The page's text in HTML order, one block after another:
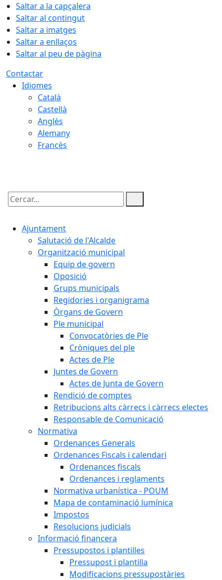
Saltar a la capçalera
Saltar al contingut
Saltar a imatges
Saltar a enllaços
Saltar al peu de pàgina
Contactar
Idiomes
Català
Castellà
Anglès
Alemany
Francès
Cercar:
Ajuntament
Salutació de l'Alcalde
Organització municipal
Equip de govern
Oposició
Grups municipals
Regidories i organigrama
Òrgans de Govern
Ple municipal
Convocatòries de Ple
Cròniques del ple
Actes de Ple
Juntes de Govern
Actes de Junta de Govern
Rendició de comptes
Retribucions alts càrrecs i càrrecs electes
Responsable de Comunicació
Normativa
Ordenances Generals
Ordenances Fiscals i calendari
Ordenances fiscals
Ordenances i reglaments
Normativa urbanística - POUM
Mapa de contaminació lumínica
Impostos
Resolucions judicials
Informació financera
Pressupostos i plantilles
Pressupost i plantilla
Modificacions pressupostàries